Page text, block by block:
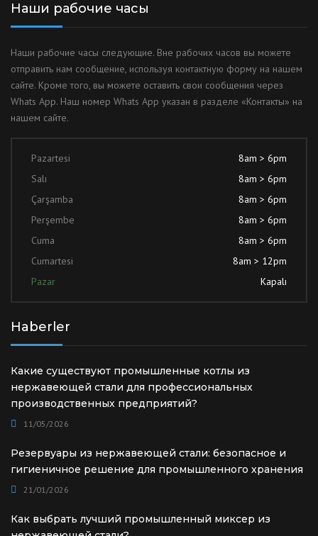
Наши рабочие часы
Наши рабочие часы следующие. Вне рабочих часов вы можете
отправить нам сообщение, используя контактную форму на нашем
сайте. Кроме того, вы можете оставить свои сообщения через
Whats App. Наш номер Whats App указан в разделе «Контакты» на
нашем сайте.
Pazartesi
8am > 6pm
Salı
8am > 6pm
Çarşamba
8am > 6pm
Perşembe
8am > 6pm
Cuma
8am > 6pm
Cumartesi
8am > 12pm
Pazar
Kapalı
Haberler
Какие существуют промышленные котлы из
нержавеющей стали для профессиональных
производственных предприятий?
11/05/2026
Резервуары из нержавеющей стали: безопасное и
гигиеничное решение для промышленного хранения
21/01/2026
Как выбрать лучший промышленный миксер из